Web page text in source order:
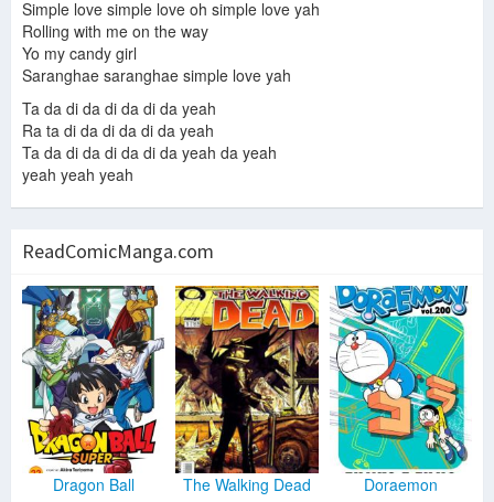
Simple love simple love oh simple love yah
Rolling with me on the way
Yo my candy girl
Saranghae saranghae simple love yah
Ta da di da di da di da yeah
Ra ta di da di da di da yeah
Ta da di da di da di da yeah da yeah
yeah yeah yeah
ReadComicManga.com
Dragon Ball The Walking Dead Doraemon